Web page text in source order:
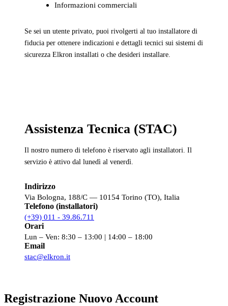
Informazioni commerciali
Se sei un utente privato, puoi rivolgerti al tuo installatore di
fiducia per ottenere indicazioni e dettagli tecnici sui sistemi di
sicurezza Elkron installati o che desideri installare.
Assistenza Tecnica (STAC)
Il nostro numero di telefono è riservato agli installatori. Il
servizio è attivo dal lunedì al venerdì.
Indirizzo
Via Bologna, 188/C — 10154 Torino (TO), Italia
Telefono (installatori)
(+39) 011 - 39.86.711
Orari
Lun – Ven: 8:30 – 13:00 | 14:00 – 18:00
Email
stac@elkron.it
Registrazione Nuovo Account